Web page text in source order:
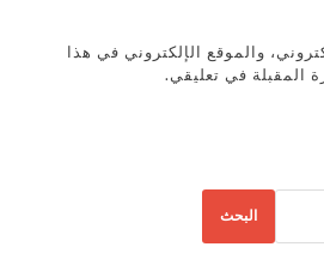
والموقع الإلكتروني في هذا
المقبلة في تعليقي.
البحث